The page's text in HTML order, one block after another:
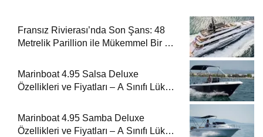
Fransız Rivierası’nda Son Şans: 48
Metrelik Parillion ile Mükemmel Bir Yat
Marinboat 4.95 Salsa Deluxe
Özellikleri ve Fiyatları – A Sınıfı Lüks
Marinboat 4.95 Samba Deluxe
Özellikleri ve Fiyatları – A Sınıfı Lüks